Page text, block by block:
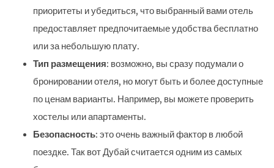
приоритеты и убедиться, что выбранный вами отель
предоставляет предпочитаемые удобства бесплатно
или за небольшую плату.
Тип размещения: возможно, вы сразу подумали о
бронировании отеля, но могут быть и более доступные
по ценам варианты. Например, вы можете проверить
хостелы или апартаменты.
Безопасность: это очень важный фактор в любой
поездке. Так вот Дубай считается одним из самых